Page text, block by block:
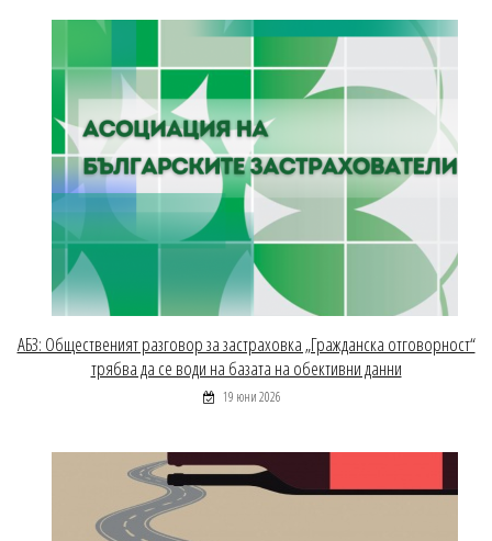
АБЗ: Общественият разговор за застраховка „Гражданска отговорност“
трябва да се води на базата на обективни данни
19 юни 2026